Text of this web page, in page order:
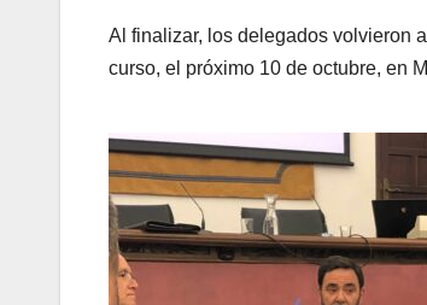
Al finalizar, los delegados volvieron
curso, el próximo 10 de octubre, en